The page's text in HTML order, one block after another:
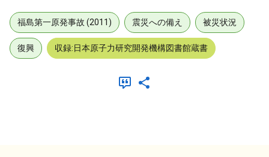
福島第一原発事故 (2011) 震災への備え 被災状況
復興 収録:日本原子力研究開発機構図書館蔵書